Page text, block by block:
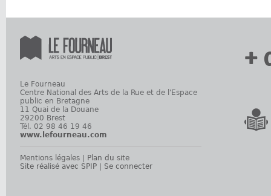
Le Fourneau
Centre National des Arts de la Rue et de l'Espace
public en Bretagne
11 Quai de la Douane
29200 Brest
Tél. 02 98 46 19 46
www.lefourneau.com
Mentions légales
Plan du site
Site réalisé avec SPIP
Se connecter
+